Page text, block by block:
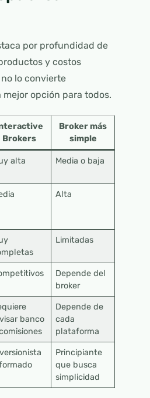
por profundidad de
y costos
lo convierte
opción para todos.
Brokers
Broker más
simple
alta Media o baja
Alta
Limitadas
Depende del
broker
banco
Depende de
cada
plataforma
Principiante
que busca
simplicidad